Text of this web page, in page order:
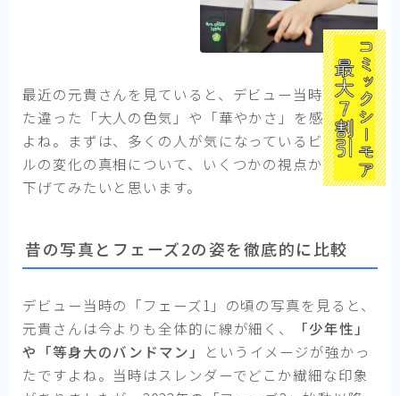
最近の元貴さんを見ていると、デビュー当時とはま
た違った「大人の色気」や「華やかさ」を感じます
よね。まずは、多くの人が気になっているビジュア
ルの変化の真相について、いくつかの視点から掘り
下げてみたいと思います。
昔の写真とフェーズ2の姿を徹底的に比較
デビュー当時の「フェーズ1」の頃の写真を見ると、
元貴さんは今よりも全体的に線が細く、
「少年性」
や「等身大のバンドマン」
というイメージが強かっ
たですよね。当時はスレンダーでどこか繊細な印象